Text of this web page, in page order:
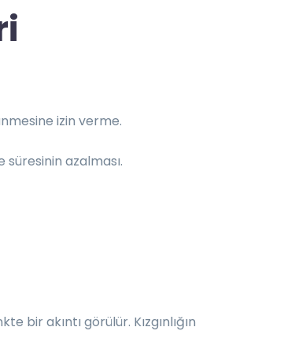
izin verme.
azalması.
bir akıntı görülür. Kızgınlığın